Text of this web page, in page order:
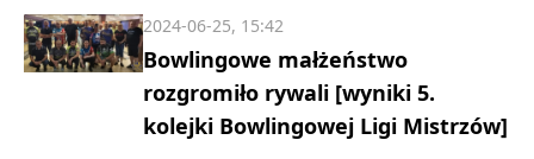
Bowlingowe małżeństwo
rozgromiło rywali [wyniki 5.
kolejki Bowlingowej Ligi Mistrzów]
2024-06-25, 15:42